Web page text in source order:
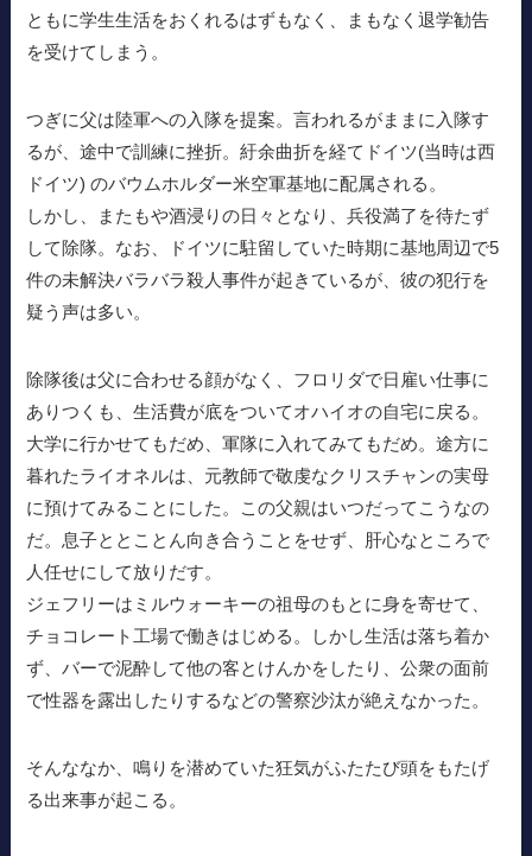
ともに学生生活をおくれるはずもなく、まもなく退学勧告
を受けてしまう。
つぎに父は陸軍への入隊を提案。言われるがままに入隊す
るが、途中で訓練に挫折。紆余曲折を経てドイツ(当時は西
ドイツ) のバウムホルダー米空軍基地に配属される。
しかし、またもや酒浸りの日々となり、兵役満了を待たず
して除隊。なお、ドイツに駐留していた時期に基地周辺で5
件の未解決バラバラ殺人事件が起きているが、彼の犯行を
疑う声は多い。
除隊後は父に合わせる顔がなく、フロリダで日雇い仕事に
ありつくも、生活費が底をついてオハイオの自宅に戻る。
大学に行かせてもだめ、軍隊に入れてみてもだめ。途方に
暮れたライオネルは、元教師で敬虔なクリスチャンの実母
に預けてみることにした。この父親はいつだってこうなの
だ。息子ととことん向き合うことをせず、肝心なところで
人任せにして放りだす。
ジェフリーはミルウォーキーの祖母のもとに身を寄せて、
チョコレート工場で働きはじめる。しかし生活は落ち着か
ず、バーで泥酔して他の客とけんかをしたり、公衆の面前
で性器を露出したりするなどの警察沙汰が絶えなかった。
そんななか、鳴りを潜めていた狂気がふたたび頭をもたげ
る出来事が起こる。